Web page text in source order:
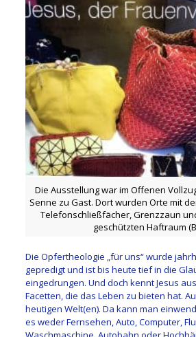
Die Ausstellung war im Offenen
Senne zu Gast. Dort wurden Orte mit
Telefonschließfächer, Grenzzaun
geschützten Haftraum
Die Opfertheologie „für uns“ wurde
gepredigt und ist bis heute tief in die
eingedrungen. Und doch kennt Jesus
Facetten, die das Leben zu bieten hat.
heutigen Welt(en). Da kann man
es weder Fernsehen, Auto, Computer,